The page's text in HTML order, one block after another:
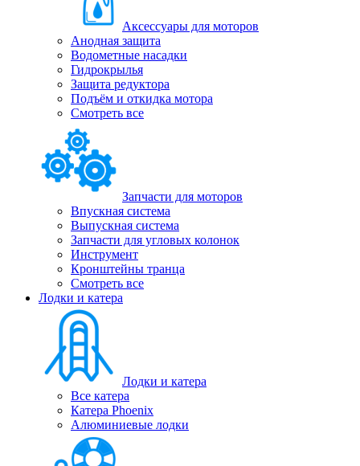
Аксессуары для моторов
Анодная защита
Водометные насадки
Гидрокрылья
Защита редуктора
Подъём и откидка мотора
Смотреть все
Запчасти для моторов
Впускная система
Выпускная система
Запчасти для угловых колонок
Инструмент
Кронштейны транца
Смотреть все
Лодки и катера
Лодки и катера
Все катера
Катера Phoenix
Алюминиевые лодки